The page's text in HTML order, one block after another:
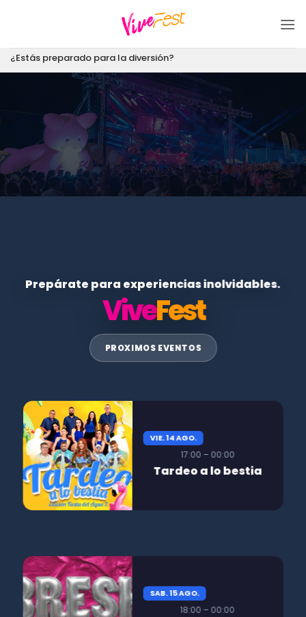
¿Estás preparado para la diversión?
Prepárate para experiencias inolvidables.
ViveFest
PROXIMOS EVENTOS
VIE. 14 AGO.
17:00 – 00:00
Tardeo a lo bestia
SAB. 15 AGO.
18:00 – 00:00